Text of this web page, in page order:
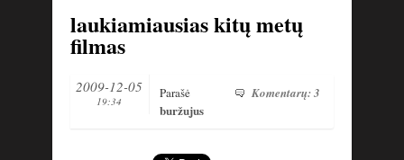
laukiamiausias kitų metų
filmas
2009-12-05
19:34
Komentarų: 3
Parašė
buržujus